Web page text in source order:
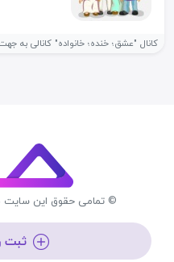
کانال "عشق؛ خنده؛ خانواده" کانالی به
© تمامی حقوق این سایت
ثبت